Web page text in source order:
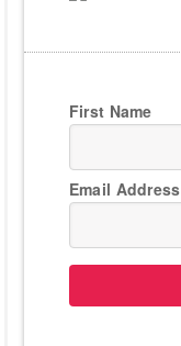
First Name
Email Address